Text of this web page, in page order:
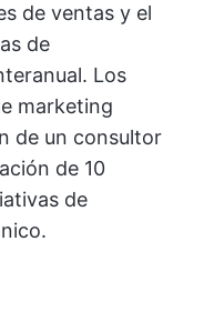
de ventas y el
de
Los
marketing
de un consultor
de 10
de